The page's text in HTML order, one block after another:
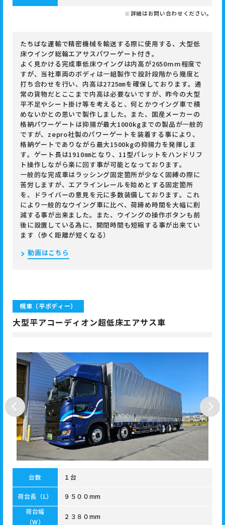
※詳細はお問い合わせください。
たちばな運輸で精密機械を輸送する際に使用する、大型低
床ウイング総輪エアサスパワーゲート付き。
よく見かける完成車低床ウイングは内高が2650mm程度で
すが、当社車両のボディは一組製作で設計段階から幾度と
打ち合わせを行い、内高は2725㎜を確保しております。通
常の貨物だとここまで内高は必要ないですが、昨今の大型
平不足やシート掛け等を考えると、何とかウイング車で積
めないかとの思いで製作しました。また、国産メーカーの
格納パワーゲートは抑揚が最大1000kgまでの製品が一般的
ですが、zepro社製のパワーゲートを装着する事により、
格納ゲートでありながら最大1500kgの抑揚力を発揮しま
す。ゲート長は1910㎜となり、11型パレットをハンドリフ
ト操作しながら楽に回す事が可能となっております。
一般的な完成車はラッシング固定箇所が少なく固縛の際に
苦労しますが、エアラインレールを始めとする固定箇所
を、ドライバーの意見を元に多数装備しております。これ
により一般的なウイング車に比べ、荷締め時間を大幅に削
減する事が出来ました。また、ウイングの操作ボタンも前
後に設置している為に、開閉時間も短縮する事が出来てい
ます（歩く距離が短くなる）
動画はこちら
幌車（平ボディー）
大型平アコーディオン超低床エアサス車
台数 １台
荷台長（L）
９５００mm
荷台幅
（W）
２３８０mm